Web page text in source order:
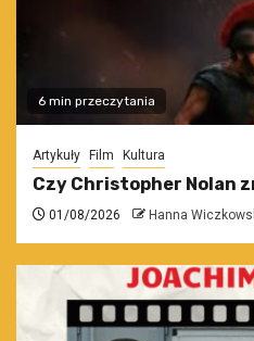
6 min przeczytania
Artykuły Film Kultura
Czy Christopher Nolan
01/08/2026 Hanna